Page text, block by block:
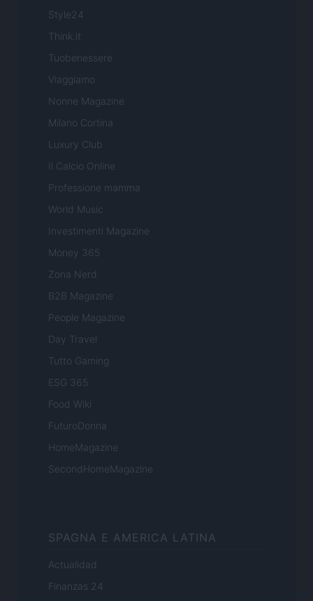
Style24
Think.it
Tuobenessere
Viaggiamo
Nonne Magazine
Milano Cortina
Luxury Club
Il Calcio Online
Professione mamma
World Music
Investimenti Magazine
Money 365
Zona Nerd
B2B Magazine
People Magazine
Day Travel
Tutto Gaming
ESG 365
Food Wiki
FuturoDonna
HomeMagazine
SecondHomeMagazine
SPAGNA E AMERICA LATINA
Actualidad
Finanzas 24